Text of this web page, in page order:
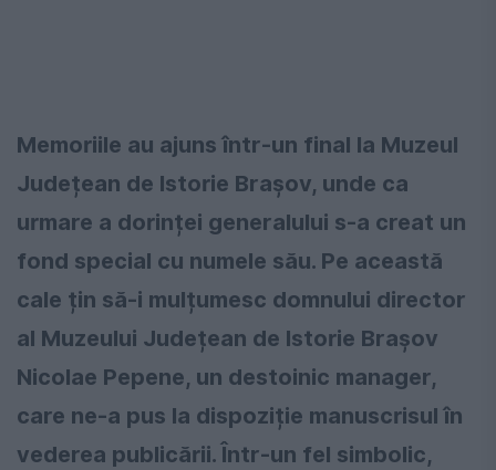
Memoriile au ajuns într-un final la Muzeul
Județean de Istorie Brașov, unde ca
urmare a dorinței generalului s-a creat un
fond special cu numele său. Pe această
cale țin să-i mulțumesc domnului director
al Muzeului Județean de Istorie Brașov
Nicolae Pepene, un destoinic manager,
care ne-a pus la dispoziție manuscrisul în
vederea publicării. Într-un fel simbolic,